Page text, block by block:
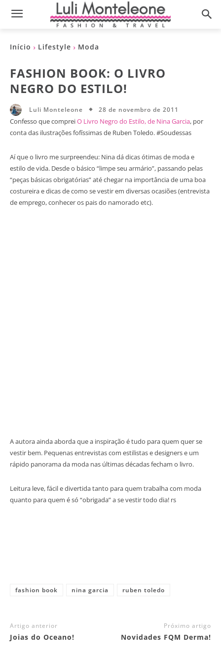
Início Lifestyle Moda
FASHION BOOK: O LIVRO
NEGRO DO ESTILO!
Luli Monteleone 28 de novembro de 2011
Confesso que compreiO Livro Negro do Estilo, de Nina Garcia, por
conta das ilustrações fofíssimas de Ruben Toledo. #Soudessas
Aí que o livro me surpreendeu: Nina dá dicas ótimas de moda e
estilo de vida. Desde o básico “limpe seu armário”, passando pelas
“peças básicas obrigatórias” até chegar na importância de uma boa
costureira e dicas de como se vestir em diversas ocasiões (entrevista
de emprego, conhecer os pais do namorado etc).
A autora ainda aborda que a inspiração é tudo para quem quer se
vestir bem. Pequenas entrevistas com estilistas e designers e um
rápido panorama da moda nas últimas décadas fecham o livro.
Leitura leve, fácil e divertida tanto para quem trabalha com moda
quanto para quem é só “obrigada” a se vestir todo dia! rs
fashion book nina garcia ruben toledo
Artigo anterior
Joias do Oceano!
Próximo artigo
Novidades FQM Derma!